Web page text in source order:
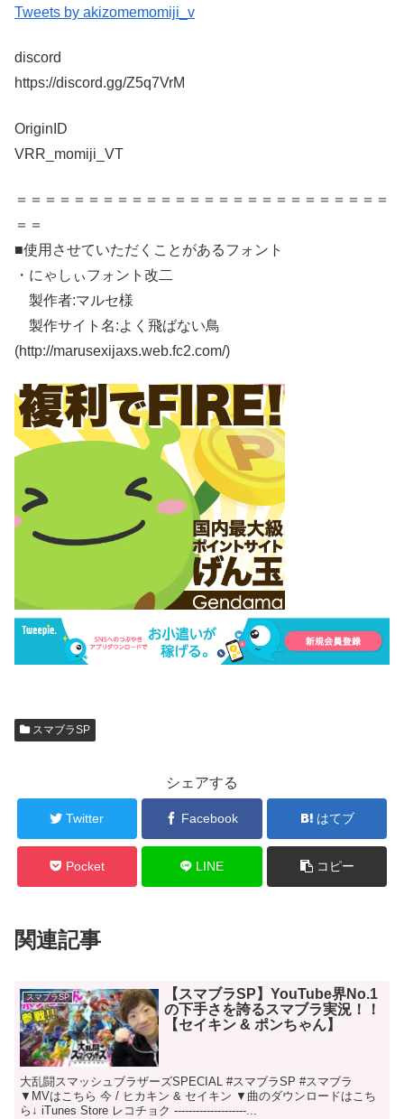
Tweets by akizomemomiji_v
discord
https://discord.gg/Z5q7VrM
OriginID
VRR_momiji_VT
＝＝＝＝＝＝＝＝＝＝＝＝＝＝＝＝＝＝＝＝＝＝＝＝＝＝
＝＝
■使用させていただくことがあるフォント
・にゃしぃフォント改二
製作者:マルセ様
製作サイト名:よく飛ばない鳥
(http://marusexijaxs.web.fc2.com/)
スマブラSP
シェアする
Twitter Facebook はてブ
Pocket LINE コピー
関連記事
スマブラSP
【スマブラSP】YouTube界No.1
の下手さを誇るスマブラ実況！！
【セイキン & ポンちゃん】
大乱闘スマッシュブラザーズSPECIAL #スマブラSP #スマブラ
▼MVはこちら 今 / ヒカキン & セイキン ▼曲のダウンロードはこち
ら↓ iTunes Store レコチョク --------------------...